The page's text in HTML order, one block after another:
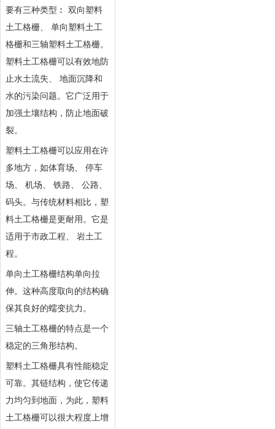
要有三种类型︰ 双向塑料
土工格栅、 单向塑料土工
格栅和三轴塑料土工格栅。
塑料土工格栅可以有效地防
止水土流失、 地面沉降和
水的污染问题。它广泛用于
加强土壤结构，防止地面破
裂。
塑料土工格栅可以应用在许
多地方，如体育场、 停车
场、 机场、 铁路、 公路、
码头。与传统材料相比，塑
料土工格栅是更耐用。它是
适用于市政工程、 岩土工
程。
单向土工格栅结构单向拉
伸。这种高度取向的结构确
保其良好的蠕变抗力。
三轴土工格栅的特点是一个
稳定的三角形结构。
塑料土工格栅具有性能稳定
可靠。其链结构，使它传递
力均匀到地面，为此，塑料
土工格栅可以很大程度上增